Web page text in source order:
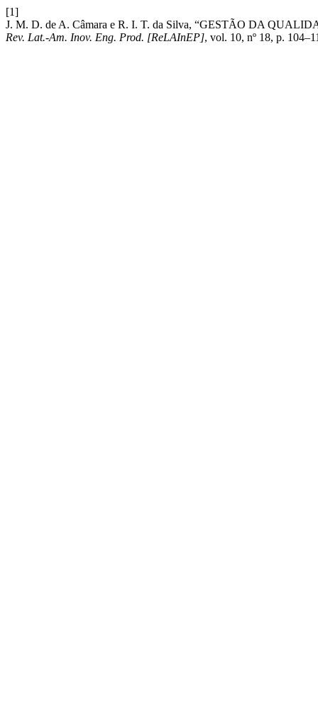
[1]
J. M. D. de A. Câmara e R. I. T. da Silva, “GESTÃO DA
Rev. Lat.-Am. Inov. Eng. Prod. [ReLAInEP], vol. 10, nº 18, p.